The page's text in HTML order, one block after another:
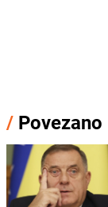
/ Povezano